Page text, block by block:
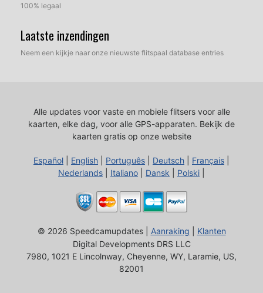
100% legaal
Laatste inzendingen
Neem een kijkje naar onze nieuwste flitspaal database entries
Alle updates voor vaste en mobiele flitsers voor alle
kaarten, elke dag, voor alle GPS-apparaten. Bekijk de
kaarten gratis op onze website
Español English Português Deutsch Français
Nederlands
Italiano Dansk Polski
© 2026 Speedcamupdates | Aanraking
Klanten
Digital Developments DRS LLC
7980, 1021 E Lincolnway, Cheyenne, WY, Laramie, US,
82001